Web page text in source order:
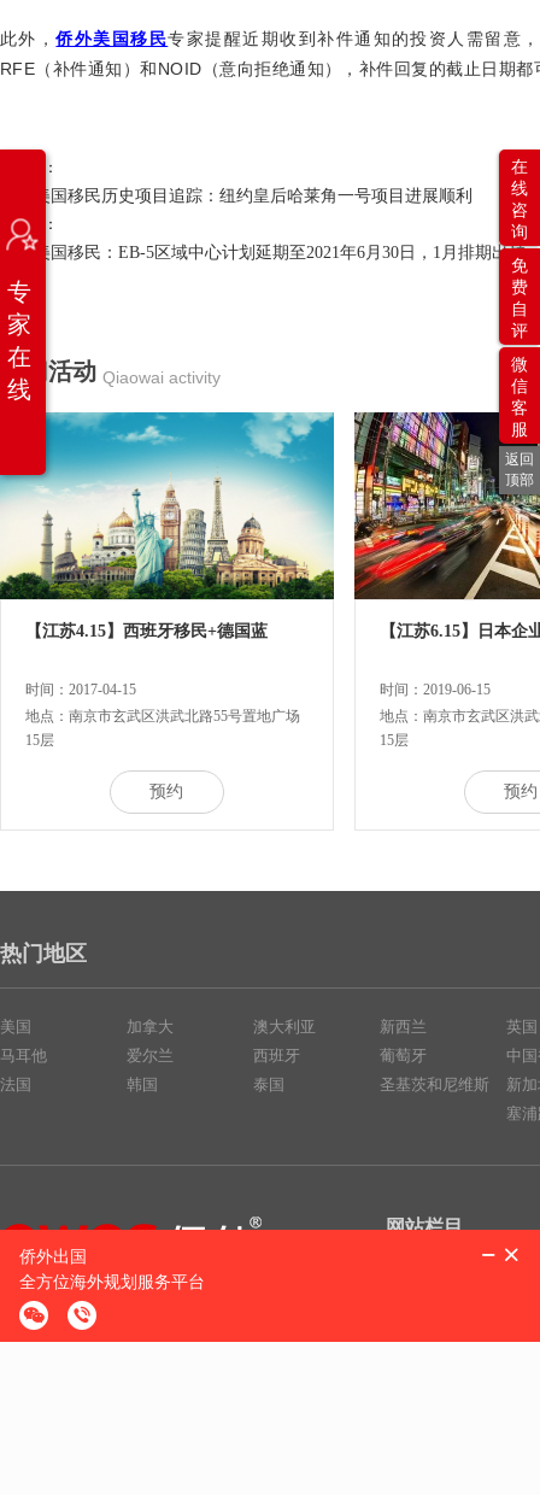
此外，侨外美国移民专家提醒近期收到补件通知的投资人需留意
RFE（补件通知）和NOID（意向拒绝通知），补件回复的截止日期
上一篇：
侨外美国移民历史项目追踪：纽约皇后哈莱角一号项目进展顺利
下一篇：
侨外美国移民：EB-5区域中心计划延期至2021年6月30日，1月排期出炉
热门活动 Qiaowai activity
【江苏4.15】西班牙移民+德国蓝
时间：2017-04-15
地点：南京市玄武区洪武北路55号置地广场
15层
预约
【江苏6.15】日本企
时间：2019-06-15
地点：南京市玄武区洪
15层
预约
专
家
在
线
在
线
咨
询
免
费
自
评
微
信
客
服
返回
顶部
热门地区
美国
马耳他
法国
加拿大
爱尔兰
韩国
澳大利亚
西班牙
泰国
新西兰
葡萄牙
圣基茨和尼维斯
英国
中
新
塞
侨外咨询服务热线：
网站栏目
侨外服务